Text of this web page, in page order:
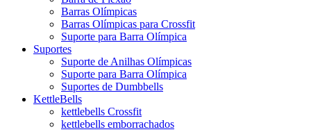
Barras Olímpicas
Barras Olímpicas para Crossfit
Suporte para Barra Olímpica
Suportes
Suporte de Anilhas Olímpicas
Suporte para Barra Olímpica
Suportes de Dumbbells
KettleBells
kettlebells Crossfit
kettlebells emborrachados